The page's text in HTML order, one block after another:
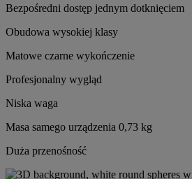
Bezpośredni dostęp jednym dotknięciem
Obudowa wysokiej klasy
Matowe czarne wykończenie
Profesjonalny wygląd
Niska waga
Masa samego urządzenia 0,73 kg
Duża przenośność